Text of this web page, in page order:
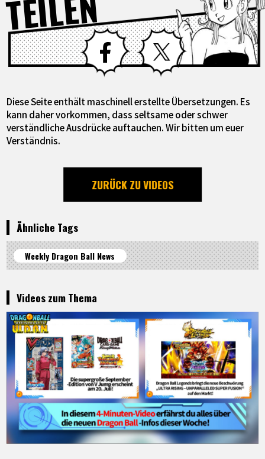
Facebook X
Diese Seite enthält maschinell erstellte Übersetzungen. Es
kann daher vorkommen, dass seltsame oder schwer
verständliche Ausdrücke auftauchen. Wir bitten um euer
Verständnis.
ZURÜCK ZU VIDEOS
Ähnliche Tags
Weekly Dragon Ball News
Videos zum Thema